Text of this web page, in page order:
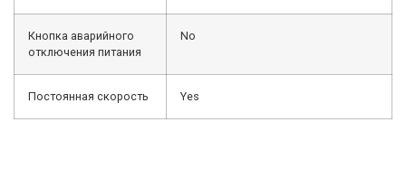
Кнопка аварийного
отключения питания
No
Постоянная скорость Yes